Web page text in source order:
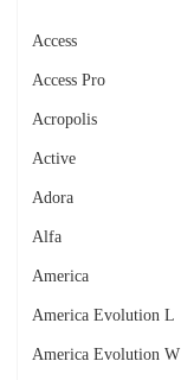
Access
Access Pro
Acropolis
Active
Adora
Alfa
America
America Evolution L
America Evolution W